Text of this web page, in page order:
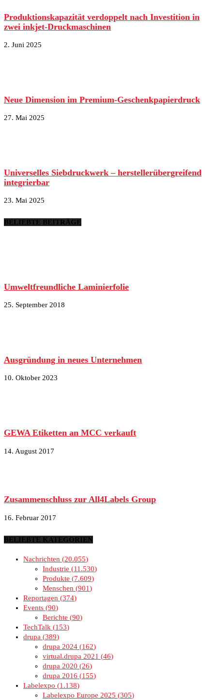
Produktionskapazität verdoppelt nach Investition in
zwei inkjet-Druckmaschinen
2. Juni 2025
Neue Dimension im Premium-Geschenkpapierdruck
27. Mai 2025
Universelles Siebdruckwerk – herstellerübergreifend
integrierbar
23. Mai 2025
BELIEBTE BEITRÄGE
Umweltfreundliche Laminierfolie
25. September 2018
Ausgründung in neues Unternehmen
10. Oktober 2023
GEWA Etiketten an MCC verkauft
14. August 2017
Zusammenschluss zur All4Labels Group
16. Februar 2017
BELIEBTE KATEGORIEN
Nachrichten
20.055
Industrie
11.530
Produkte
7.609
Menschen
901
Reportagen
374
Events 90
Berichte
90
TechTalk
153
drupa
389
drupa 2024
162
virtual.drupa 2021
46
drupa 2020
26
drupa 2016
155
Labelexpo
1.138
Labelexpo Europe 2025
305